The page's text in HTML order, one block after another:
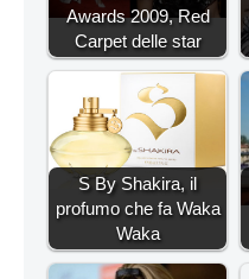
Awards 2009, Red
Carpet delle star
S By Shakira, il
profumo che fa Waka
Waka